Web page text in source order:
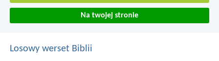
Na twojej stronie
Losowy werset Biblii